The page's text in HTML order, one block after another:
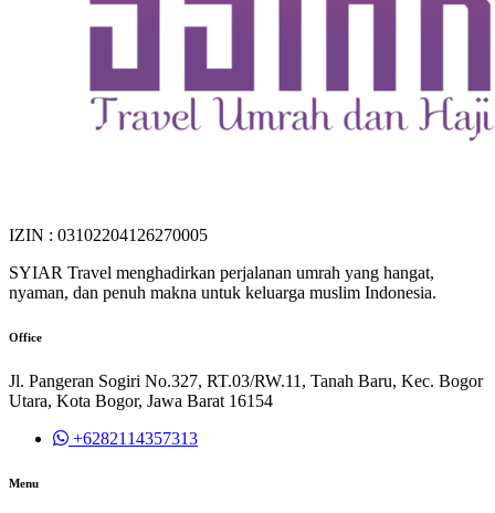
IZIN : 03102204126270005
SYIAR Travel menghadirkan perjalanan umrah yang hangat,
nyaman, dan penuh makna untuk keluarga muslim Indonesia.
Office
Jl. Pangeran Sogiri No.327, RT.03/RW.11, Tanah Baru, Kec. Bogor
Utara, Kota Bogor, Jawa Barat 16154
+6282114357313
Menu